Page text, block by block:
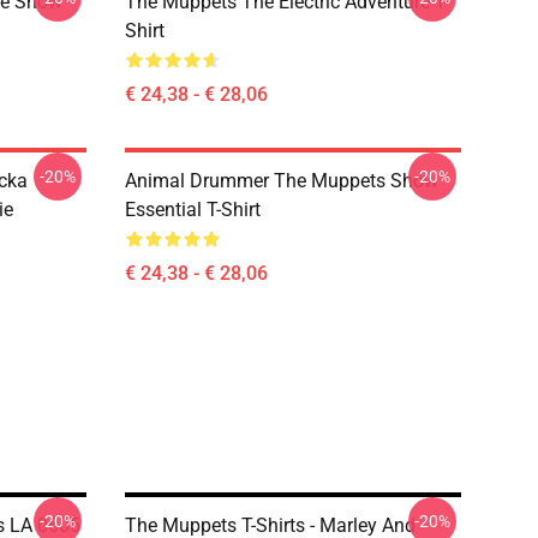
Shirt
€ 24,38 - € 28,06
-20%
Animal Drummer The Muppets Show
Essential T-Shirt
€ 24,38 - € 28,06
-20%
LA 0605
-20%
The Muppets T-Shirts - Marley And-20%